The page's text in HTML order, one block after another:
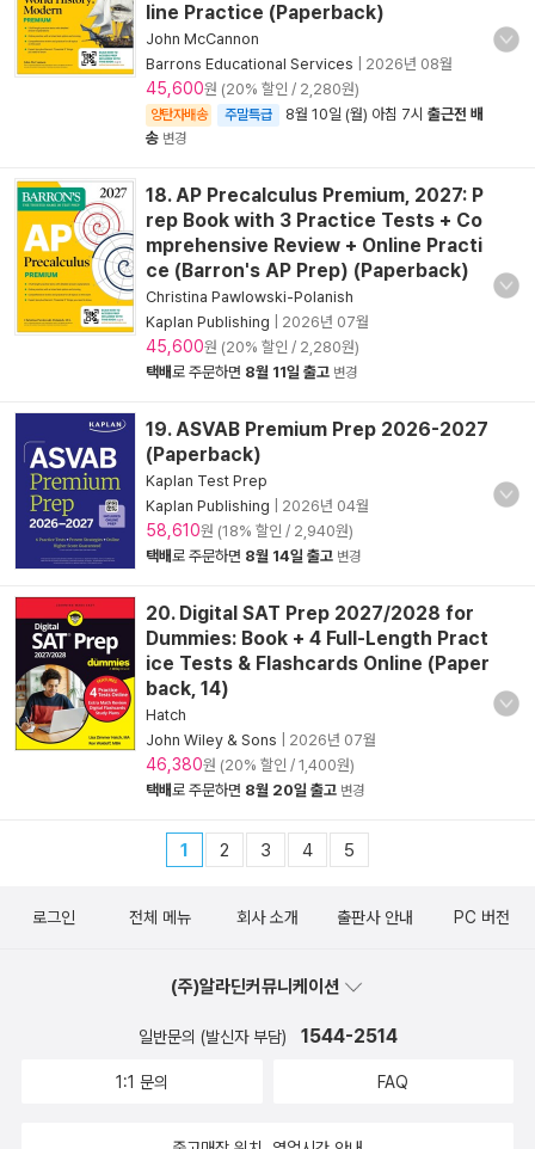
line Practice (Paperback)
John McCannon
Barrons Educational Services
2026년 08월
45,600원 (20% 할인 / 2,280원)
양탄자배송 주말특급 8월 10일 (월) 아침 7시 출근전 배
송 변경
18. AP Precalculus Premium, 2027: P
rep Book with 3 Practice Tests + Co
mprehensive Review + Online Practi
ce (Barron's AP Prep) (Paperback)
Christina Pawlowski-Polanish
Kaplan Publishing
2026년 07월
45,600원 (20% 할인 / 2,280원)
택배로 주문하면 8월 11일 출고 변경
19. ASVAB Premium Prep 2026-2027
(Paperback)
Kaplan Test Prep
Kaplan Publishing
2026년 04월
58,610원 (18% 할인 / 2,940원)
택배로 주문하면 8월 14일 출고 변경
20. Digital SAT Prep 2027/2028 for
Dummies: Book + 4 Full-Length Pract
ice Tests & Flashcards Online (Paper
back, 14)
Hatch
John Wiley & Sons
2026년 07월
46,380원 (20% 할인 / 1,400원)
택배로 주문하면 8월 20일 출고 변경
1 2 3 4 5
로그인 전체 메뉴 회사 소개 출판사 안내 PC 버전
(주)알라딘커뮤니케이션
일반문의 (발신자 부담) 1544-2514
1:1 문의 FAQ